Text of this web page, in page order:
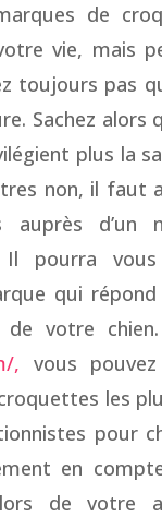
de
vie, mais
toujours pas
Sachez alors
plus la
non, il faut
auprès d’un
Il pourra
qui
de votre
, vous
les
pour
en
de votre